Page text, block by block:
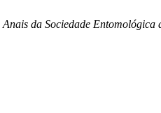
Anais da Sociedade Entomológica